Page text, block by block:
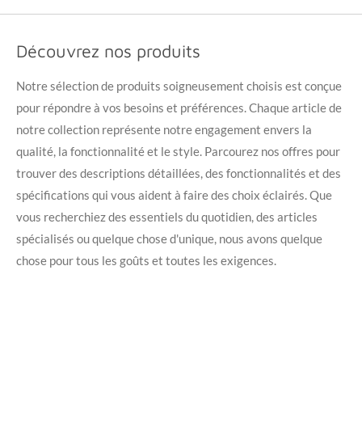
Découvrez nos produits
Notre sélection de produits soigneusement choisis est conçue
pour répondre à vos besoins et préférences. Chaque article de
notre collection représente notre engagement envers la
qualité, la fonctionnalité et le style. Parcourez nos offres pour
trouver des descriptions détaillées, des fonctionnalités et des
spécifications qui vous aident à faire des choix éclairés. Que
vous recherchiez des essentiels du quotidien, des articles
spécialisés ou quelque chose d'unique, nous avons quelque
chose pour tous les goûts et toutes les exigences.